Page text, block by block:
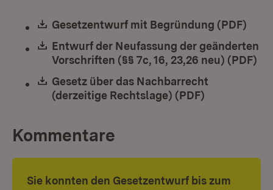
Download:
Gesetzentwurf mit Begründung (PDF)
Download:
Entwurf der Neufassung der geänderten
Vorschriften (§§ 7c, 16, 23,26 neu) (PDF)
Download:
Gesetz über das Nachbarrecht
(derzeitige Rechtslage) (PDF)
Kommentare
Sie konnten den Gesetzentwurf bis zum